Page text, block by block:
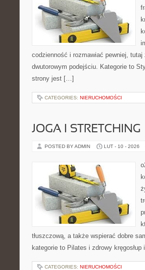
codzienność i rozmawiać pewniej,
dwutorowym podejściu. Kategorie to
strony jest […]
CATEGORIES: NIERUCHOMOŚCI
JOGA I STRETCHING
POSTED BY ADMIN LUT - 10 - 2026
tłuszczową, a także wspierać dobre
kategorie to Pilates i zdrowy
CATEGORIES: NIERUCHOMOŚCI